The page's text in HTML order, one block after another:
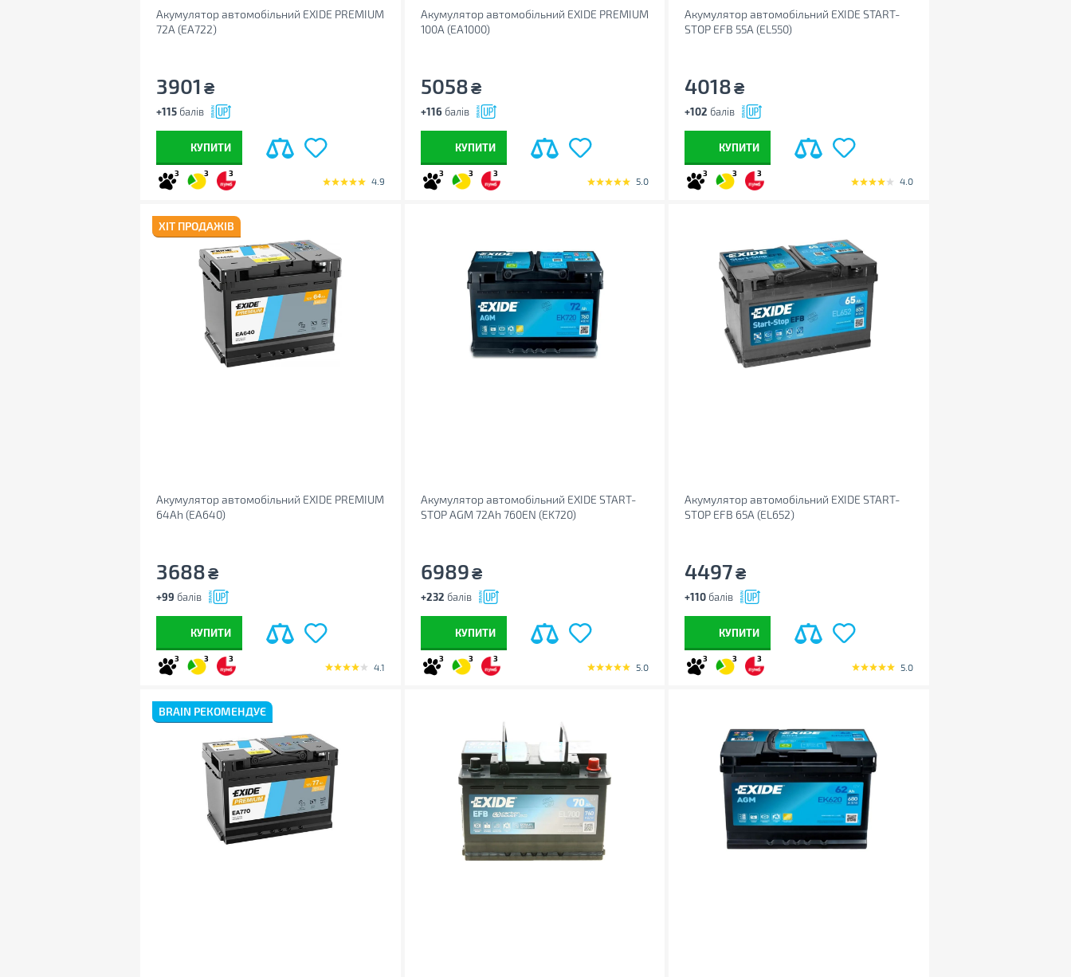
Акумулятор автомобільний EXIDE PREMIUM
72A (EA722)
3901 ₴
+115 балів
КУПИТИ
3 3 3
4.9
Акумулятор автомобільний EXIDE PREMIUM
100A (EA1000)
5058₴
+116 балів
КУПИТИ
3 3 3
5.0
Акумулятор автомобільний EXIDE START-
STOP EFB 55A (EL550)
4018₴
+102 балів
КУПИТИ
3 3 3
4.0
ХІТ ПРОДАЖІВ
Акумулятор автомобільний EXIDE PREMIUM
64Ah (EA640)
3688₴
+99 балів
КУПИТИ
3 3 3
4.1
Акумулятор автомобільний EXIDE START-
STOP AGM 72Ah 760EN (EK720)
6989₴
+232 балів
КУПИТИ
3 3 3
5.0
Акумулятор автомобільний EXIDE START-
STOP EFB 65A (EL652)
4497₴
+110 балів
КУПИТИ
3 3 3
5.0
BRAIN РЕКОМЕНДУЄ